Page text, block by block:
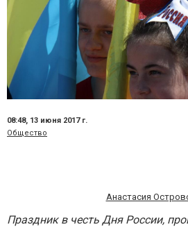
08:48, 13 июня 2017 г.
Общество
Анастасия
Праздник в честь Дня России,